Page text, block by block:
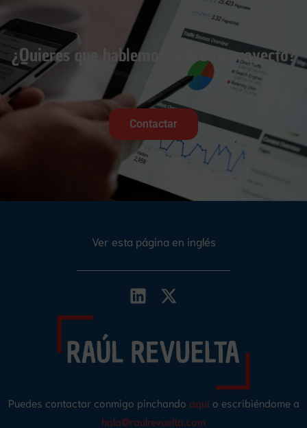
¿Quieres que hablemos sobre tu proyecto?
Contactar
Ver esta página en inglés
Puedes contactar conmigo pinchando aquío escribiéndome a
hola@raulrevuelta.com